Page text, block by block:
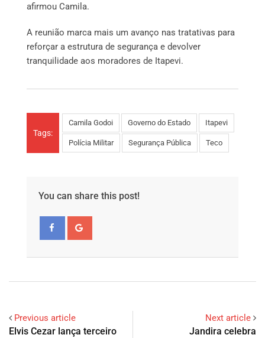
afirmou Camila.
A reunião marca mais um avanço nas tratativas para
reforçar a estrutura de segurança e devolver
tranquilidade aos moradores de Itapevi.
Tags:
Camila Godoi Governo do Estado Itapevi
Polícia Militar Segurança Pública Teco
You can share this post!
Previous article
Elvis Cezar lança terceiro
Next article
Jandira celebra